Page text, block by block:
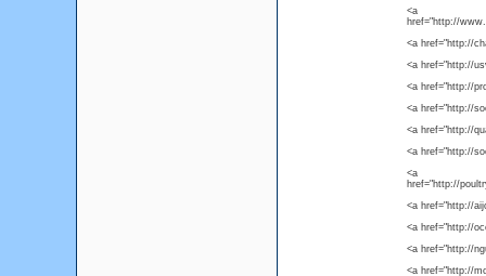
<a
href="http://
<a href="http://
<a href="http://
<a href="http://
<a href="http://
<a href="http://
<a href="http://
<a
href="http://
<a href="http://
<a href="http://
<a href="http://
<a href="http://